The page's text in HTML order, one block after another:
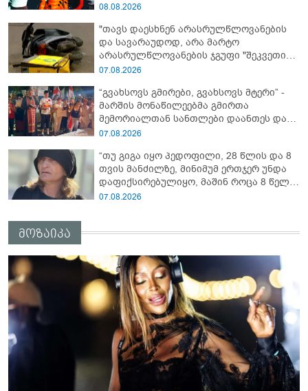
08.08.2026
"თავს დაესხნენ არასრულწლოვანების
და სავარაუდოდ, არა მარტო
არასრულწლოვანების ჯგუფი "შეკვეთის
მიტანისას, "გლოვოს" კურიერია
ადვოკატი?
07.08.2026
“გვახსოვს გმირები, გვახსოვს მტერი” -
მარშის მონაწილეებმა გმირთა
მემორიალთან სანთლები დაანთეს და
გმირების ხსოვნას პატივი მიაგეს
07.08.2026
“თუ გიგა იყო პედოფილი, 28 წლის და 8
თვის მანძილზე, მინიმუმ ერთჯერ უნდა
დაფიქსირებულიყო, მაშინ როცა 8 წელი
ამზადებდა მოსწავლეებს! - იპოვონ ერთი
07.08.2026
მოზაიკა